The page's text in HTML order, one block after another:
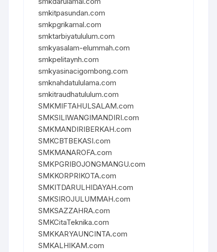
smkitpasundan.com
smkpgrikamal.com
smktarbiyatululum.com
smkyasalam-elummah.com
smkpelitaynh.com
smkyasinacigombong.com
smknahdatululama.com
smkitraudhatululum.com
SMKMIFTAHULSALAM.com
SMKSILIWANGIMANDIRI.com
SMKMANDIRIBERKAH.com
SMKCBTBEKASI.com
SMKMANAROFA.com
SMKPGRIBOJONGMANGU.com
SMKKORPRIKOTA.com
SMKITDARULHIDAYAH.com
SMKSIROJULUMMAH.com
SMKSAZZAHRA.com
SMKCitaTeknika.com
SMKKARYAUNCINTA.com
SMKALHIKAM.com